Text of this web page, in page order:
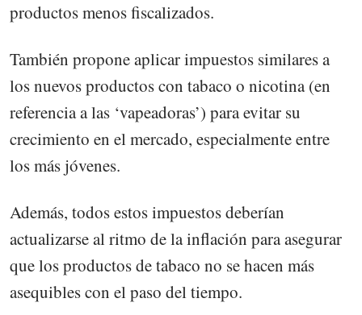
productos menos fiscalizados.
También propone aplicar impuestos similares a
los nuevos productos con tabaco o nicotina (en
referencia a las ‘vapeadoras’) para evitar su
crecimiento en el mercado, especialmente entre
los más jóvenes.
Además, todos estos impuestos deberían
actualizarse al ritmo de la inflación para asegurar
que los productos de tabaco no se hacen más
asequibles con el paso del tiempo.